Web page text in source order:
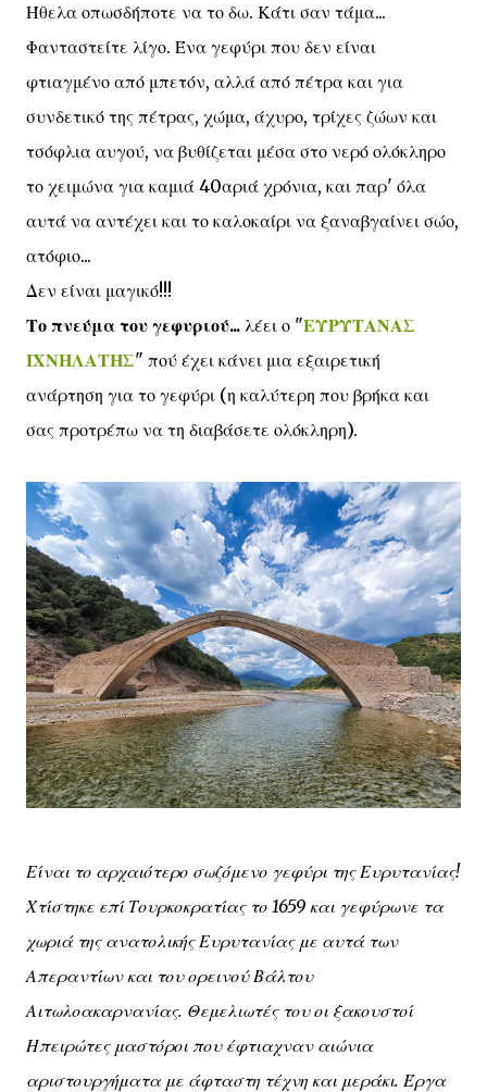
Ήθελα οπωσδήποτε να το δω. Κάτι σαν τάμα...
Φανταστείτε λίγο. Ένα γεφύρι που δεν είναι
φτιαγμένο από μπετόν, αλλά από πέτρα και για
συνδετικό της πέτρας, χώμα, άχυρο, τρίχες ζώων και
τσόφλια αυγού, να βυθίζεται μέσα στο νερό ολόκληρο
το χειμώνα για καμιά 40αριά χρόνια, και παρ' όλα
αυτά να αντέχει και το καλοκαίρι να ξαναβγαίνει σώο,
ατόφιο...
Δεν είναι μαγικό!!!
Το πνεύμα του γεφυριού... λέει ο "ΕΥΡΥΤΑΝΑΣ
ΙΧΝΗΛΑΤΗΣ" πού έχει κάνει μια εξαιρετική
ανάρτηση για το γεφύρι (η καλύτερη που βρήκα και
σας προτρέπω να τη διαβάσετε ολόκληρη).
Είναι το αρχαιότερο σωζόμενο γεφύρι της Ευρυτανίας!
Χτίστηκε επί Τουρκοκρατίας το 1659 και γεφύρωνε τα
χωριά της ανατολικής Ευρυτανίας με αυτά των
Απεραντίων και του ορεινού Βάλτου
Αιτωλοακαρνανίας. Θεμελιωτές του οι ξακουστοί
Ηπειρώτες μαστόροι που έφτιαχναν αιώνια
αριστουργήματα με άφταστη τέχνη και μεράκι. Έργα